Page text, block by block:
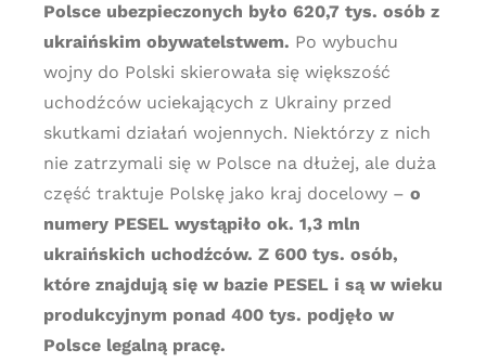
Polsce ubezpieczonych było 620,7 tys. osób z
ukraińskim obywatelstwem. Po wybuchu
wojny do Polski skierowała się większość
uchodźców uciekających z Ukrainy przed
skutkami działań wojennych. Niektórzy z nich
nie zatrzymali się w Polsce na dłużej, ale duża
część traktuje Polskę jako kraj docelowy – o
numery PESEL wystąpiło ok. 1,3 mln
ukraińskich uchodźców. Z 600 tys. osób,
które znajdują się w bazie PESEL i są w wieku
produkcyjnym ponad 400 tys. podjęło w
Polsce legalną pracę.